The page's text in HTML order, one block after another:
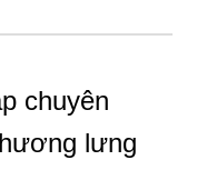
chuyên
lưng